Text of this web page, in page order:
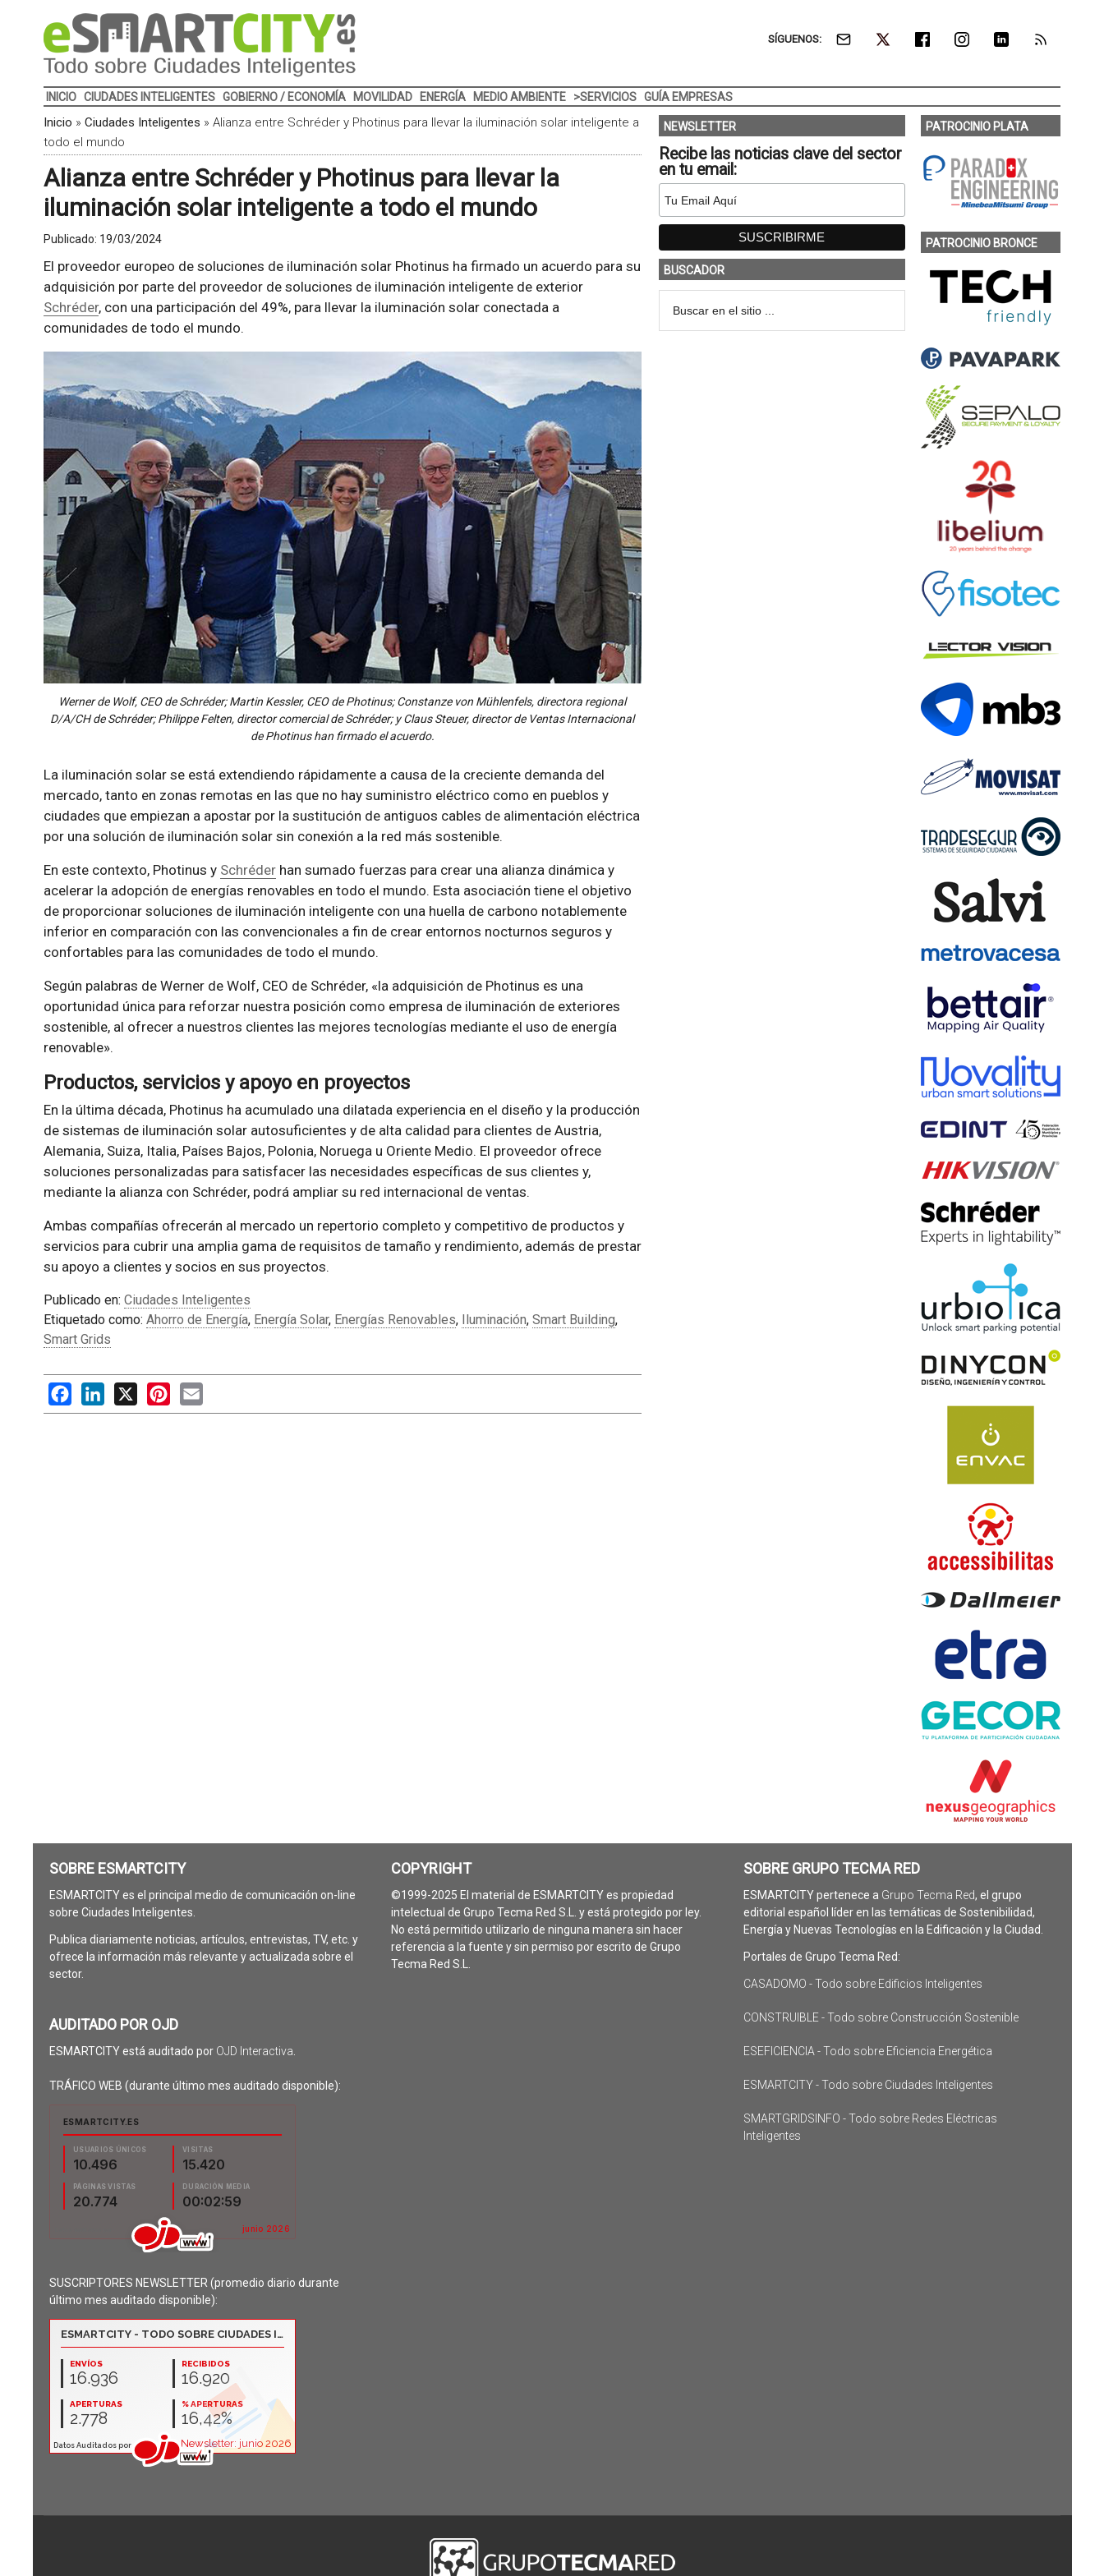
SÍGUENOS:
INICIO CIUDADES INTELIGENTES GOBIERNO / ECONOMÍA MOVILIDAD ENERGÍA MEDIO AMBIENTE >SERVICIOS GUÍA EMPRESAS
Inicio » Ciudades Inteligentes » Alianza entre Schréder y Photinus para llevar la iluminación solar inteligente a
todo el mundo
Alianza entre Schréder y Photinus para llevar la
iluminación solar inteligente a todo el mundo
Publicado: 19/03/2024
El proveedor europeo de soluciones de iluminación solar Photinus ha firmado un acuerdo para su
adquisición por parte del proveedor de soluciones de iluminación inteligente de exterior
Schréder, con una participación del 49%, para llevar la iluminación solar conectada a
comunidades de todo el mundo.
Werner de Wolf, CEO de Schréder; Martin Kessler, CEO de Photinus; Constanze von Mühlenfels, directora regional
D/A/CH de Schréder; Philippe Felten, director comercial de Schréder; y Claus Steuer, director de Ventas Internacional
de Photinus han firmado el acuerdo.
La iluminación solar se está extendiendo rápidamente a causa de la creciente demanda del
mercado, tanto en zonas remotas en las que no hay suministro eléctrico como en pueblos y
ciudades que empiezan a apostar por la sustitución de antiguos cables de alimentación eléctrica
por una solución de iluminación solar sin conexión a la red más sostenible.
En este contexto, Photinus y Schréderhan sumado fuerzas para crear una alianza dinámica y
acelerar la adopción de energías renovables en todo el mundo. Esta asociación tiene el objetivo
de proporcionar soluciones de iluminación inteligente con una huella de carbono notablemente
inferior en comparación con las convencionales a fin de crear entornos nocturnos seguros y
confortables para las comunidades de todo el mundo.
Según palabras de Werner de Wolf, CEO de Schréder, «la adquisición de Photinus es una
oportunidad única para reforzar nuestra posición como empresa de iluminación de exteriores
sostenible, al ofrecer a nuestros clientes las mejores tecnologías mediante el uso de energía
renovable».
Productos, servicios y apoyo en proyectos
En la última década, Photinus ha acumulado una dilatada experiencia en el diseño y la producción
de sistemas de iluminación solar autosuficientes y de alta calidad para clientes de Austria,
Alemania, Suiza, Italia, Países Bajos, Polonia, Noruega u Oriente Medio. El proveedor ofrece
soluciones personalizadas para satisfacer las necesidades específicas de sus clientes y,
mediante la alianza con Schréder, podrá ampliar su red internacional de ventas.
Ambas compañías ofrecerán al mercado un repertorio completo y competitivo de productos y
servicios para cubrir una amplia gama de requisitos de tamaño y rendimiento, además de prestar
su apoyo a clientes y socios en sus proyectos.
Publicado en: Ciudades Inteligentes
Etiquetado como: Ahorro de Energía, Energía Solar, Energías Renovables, Iluminación, Smart Building,
Smart Grids
FacebookLinkedIn
X PinterestEmail
NEWSLETTER
Recibe las noticias clave del sector
en tu email:
BUSCADOR
PATROCINIO PLATA
PATROCINIO BRONCE
SOBRE ESMARTCITY
ESMARTCITY es el principal medio de comunicación on-line
sobre Ciudades Inteligentes.
Publica diariamente noticias, artículos, entrevistas, TV, etc. y
ofrece la información más relevante y actualizada sobre el
sector.
AUDITADO POR OJD
ESMARTCITY está auditado por OJD Interactiva
TRÁFICO WEB (durante último mes auditado disponible):
SUSCRIPTORES NEWSLETTER (promedio diario durante
último mes auditado disponible):
COPYRIGHT
©1999-2025 El material de ESMARTCITY es propiedad
intelectual de Grupo Tecma Red S.L. y está protegido por ley.
No está permitido utilizarlo de ninguna manera sin hacer
referencia a la fuente y sin permiso por escrito de Grupo
Tecma Red S.L.
SOBRE GRUPO TECMA RED
ESMARTCITY pertenece a Grupo Tecma Red, el grupo
editorial español líder en las temáticas de Sostenibilidad,
Energía y Nuevas Tecnologías en la Edificación y la Ciudad.
Portales de Grupo Tecma Red:
CASADOMO - Todo sobre Edificios Inteligentes
CONSTRUIBLE - Todo sobre Construcción Sostenible
ESEFICIENCIA - Todo sobre Eficiencia Energética
ESMARTCITY - Todo sobre Ciudades Inteligentes
SMARTGRIDSINFO - Todo sobre Redes Eléctricas
Inteligentes